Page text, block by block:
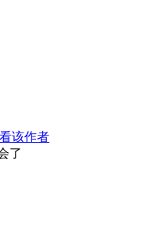
该作者
了